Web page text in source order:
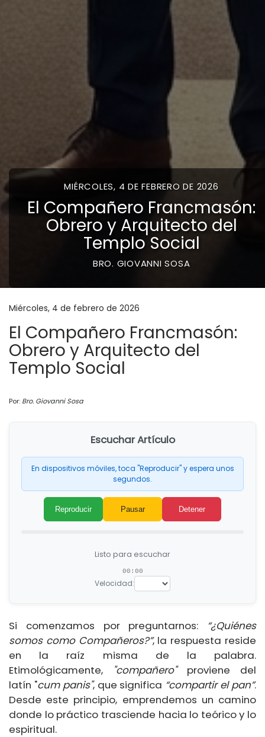
MIÉRCOLES, 4 DE FEBRERO DE 2026
El Compañero Francmasón:
Obrero y Arquitecto del
Templo Social
BRO. GIOVANNI SOSA
Miércoles, 4 de febrero de 2026
El Compañero Francmasón:
Obrero y Arquitecto del
Templo Social
Por: Bro. Giovanni Sosa
Escuchar Artículo
En dispositivos móviles, toca "Reproducir" y espera unos
segundos.
Reproducir Pausar Detener
Listo para escuchar
00:00
Velocidad:
Si comenzamos por preguntarnos: “¿Quiénes
somos como Compañeros?”, la respuesta reside
en la raíz misma de la palabra.
Etimológicamente,
"compañero"proviene del
latín "cum panis", que significa “compartir el pan”.
Desde este principio, emprendemos un camino
donde lo práctico trasciende hacia lo teórico y lo
espiritual.